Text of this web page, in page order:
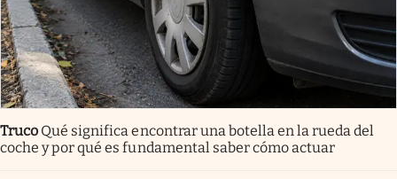
Truco Qué significa encontrar una botella en la rueda del
coche y por qué es fundamental saber cómo actuar